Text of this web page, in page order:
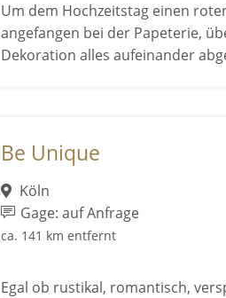
Um dem Hochzeitstag einen
angefangen bei der Papeterie,
Dekoration alles aufeinander
Be Unique
Köln
Gage: auf Anfrage
ca. 141 km entfernt
Egal ob rustikal, romantisch,